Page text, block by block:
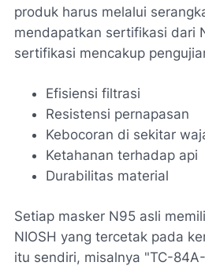
produk harus melalui
mendapatkan sertifikasi dari
sertifikasi mencakup
Efisiensi filtrasi
Resistensi pernapasan
Kebocoran di sekitar
Ketahanan terhadap api
Durabilitas material
Setiap masker N95 asli
NIOSH yang tercetak pada
itu sendiri, misalnya "TC-84A-